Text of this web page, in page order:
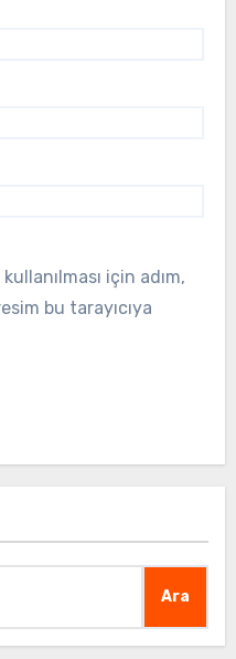
için adım,
bu tarayıcıya
Ara